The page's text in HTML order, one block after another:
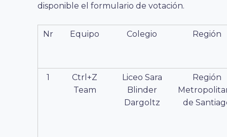
disponible el formulario de votación.
Nr Equipo Colegio Región
1
Ctrl+Z
Team
Liceo Sara
Blinder
Dargoltz
Región
de